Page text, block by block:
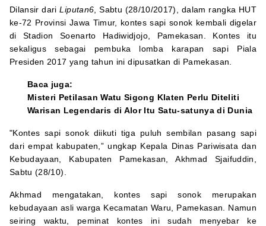
Dilansir dariLiputan6 , Sabtu (28/10/2017), dalam rangka HUT
ke-72 Provinsi Jawa Timur, kontes sapi sonok kembali digelar
di Stadion Soenarto Hadiwidjojo, Pamekasan. Kontes itu
sekaligus sebagai pembuka lomba karapan sapi Piala
Presiden 2017 yang tahun ini dipusatkan di Pamekasan.
Baca juga:
Misteri Petilasan Watu Sigong Klaten Perlu Diteliti
Warisan Legendaris di Alor Itu Satu-satunya di Dunia
"Kontes sapi sonok diikuti tiga puluh sembilan pasang sapi
dari empat kabupaten,” ungkap Kepala Dinas Pariwisata dan
Kebudayaan, Kabupaten Pamekasan, Akhmad Sjaifuddin,
Sabtu (28/10).
Akhmad mengatakan, kontes sapi sonok merupakan
kebudayaan asli warga Kecamatan Waru, Pamekasan. Namun
seiring waktu, peminat kontes ini sudah menyebar ke